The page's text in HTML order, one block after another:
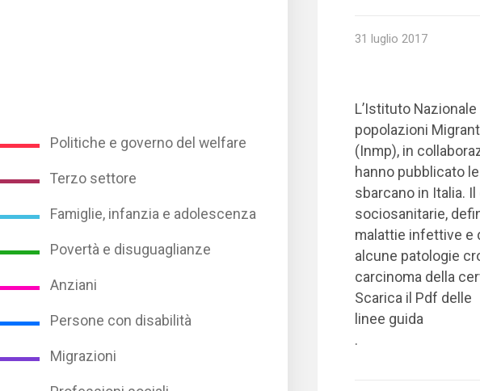
Politiche e governo del welfare
Terzo settore
Famiglie, infanzia e adolescenza
Povertà e disuguaglianze
Anziani
Persone con disabilità
Migrazioni
31 luglio 2017
L’Istituto
popolazioni
(Inmp), in
hanno pubblicato
sbarcano in Italia.
sociosanitarie,
malattie infettive e
alcune patologie
carcinoma della
Scarica il Pdf delle
linee guida
.